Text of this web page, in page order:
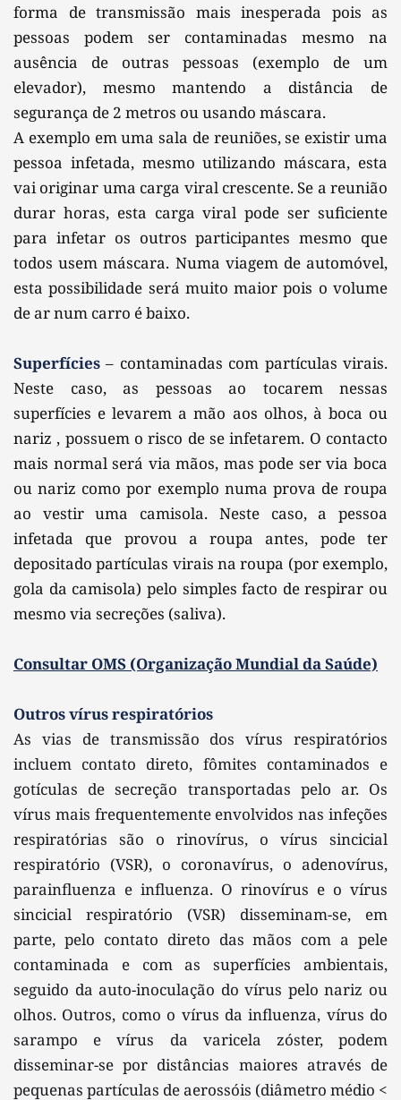
forma de transmissão mais inesperada pois as
pessoas podem ser contaminadas mesmo na
ausência de outras pessoas (exemplo de um
elevador), mesmo mantendo a distância de
segurança de 2 metros ou usando máscara.
A exemplo em uma sala de reuniões, se existir uma
pessoa infetada, mesmo utilizando máscara, esta
vai originar uma carga viral crescente. Se a reunião
durar horas, esta carga viral pode ser suficiente
para infetar os outros participantes mesmo que
todos usem máscara. Numa viagem de automóvel,
esta possibilidade será muito maior pois o volume
de ar num carro é baixo.
Superfícies – contaminadas com partículas virais.
Neste caso, as pessoas ao tocarem nessas
superfícies e levarem a mão aos olhos, à boca ou
nariz , possuem o risco de se infetarem. O contacto
mais normal será via mãos, mas pode ser via boca
ou nariz como por exemplo numa prova de roupa
ao vestir uma camisola. Neste caso, a pessoa
infetada que provou a roupa antes, pode ter
depositado partículas virais na roupa (por exemplo,
gola da camisola) pelo simples facto de respirar ou
mesmo via secreções (saliva).
Consultar OMS (Organização Mundial da Saúde)
Outros vírus respiratórios
As vias de transmissão dos vírus respiratórios
incluem contato direto, fômites contaminados e
gotículas de secreção transportadas pelo ar. Os
vírus mais frequentemente envolvidos nas infeções
respiratórias são o rinovírus, o vírus sincicial
respiratório (VSR), o coronavírus, o adenovírus,
parainfluenza e influenza. O rinovírus e o vírus
sincicial respiratório (VSR) disseminam-se, em
parte, pelo contato direto das mãos com a pele
contaminada e com as superfícies ambientais,
seguido da auto-inoculação do vírus pelo nariz ou
olhos. Outros, como o vírus da influenza, vírus do
sarampo e vírus da varicela zóster, podem
disseminar-se por distâncias maiores através de
pequenas partículas de aerossóis (diâmetro médio <